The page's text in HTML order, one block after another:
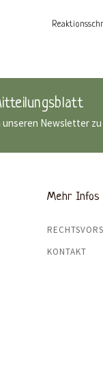
unseren Newsletter
Mehr Infos
KONTAKT